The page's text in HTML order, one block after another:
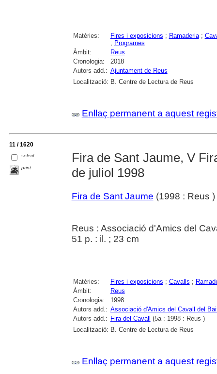
Matèries: Fires i exposicions ; Ramaderia;
; Programes
Àmbit:
Reus
Cronologia:
2018
Autors add.: Ajuntament de Reus
Localització: B. Centre de Lectura de Reus
Enllaç permanent a aquest
11 / 1620
select
print
Fira de Sant Jaume, V
de juliol 1998
Fira de Sant Jaume (1998 : Reus )
Reus : Associació d'Amics del
51 p. : il. ; 23 cm
Matèries: Fires i exposicions ; Cavalls ;
Àmbit:
Reus
Cronologia:
1998
Autors add.: Associació d'Amics del Cavall del
Autors add.: Fira del Cavall (5a : 1998 : Reus )
Localització: B. Centre de Lectura de Reus
Enllaç permanent a aquest